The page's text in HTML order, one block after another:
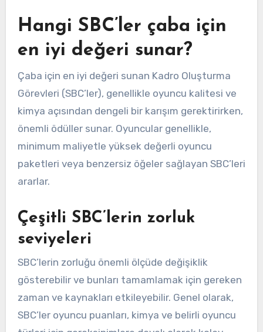
Hangi SBC’ler çaba için
en iyi değeri sunar?
Çaba için en iyi değeri sunan Kadro Oluşturma
Görevleri (SBC’ler), genellikle oyuncu kalitesi ve
kimya açısından dengeli bir karışım gerektirirken,
önemli ödüller sunar. Oyuncular genellikle,
minimum maliyetle yüksek değerli oyuncu
paketleri veya benzersiz öğeler sağlayan SBC’leri
ararlar.
Çeşitli SBC’lerin zorluk
seviyeleri
SBC’lerin zorluğu önemli ölçüde değişiklik
gösterebilir ve bunları tamamlamak için gereken
zaman ve kaynakları etkileyebilir. Genel olarak,
SBC’ler oyuncu puanları, kimya ve belirli oyuncu